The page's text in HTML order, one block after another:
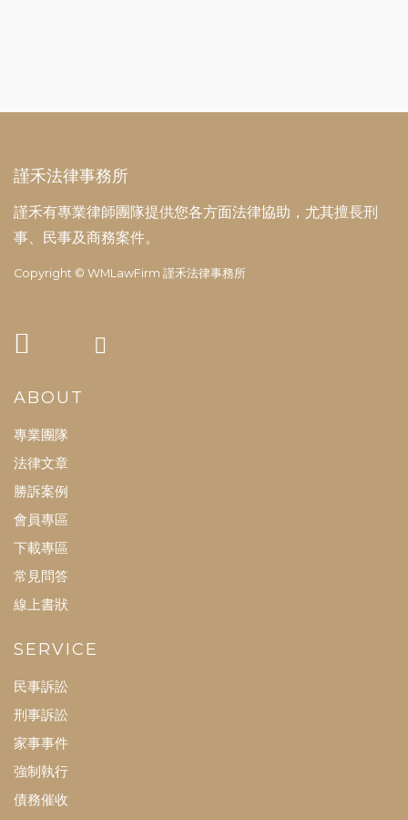
謹禾法律事務所
謹禾有專業律師團隊提供您各方面法律協助，尤其擅長刑
事、民事及商務案件。
Copyright © WMLawFirm 謹禾法律事務所
ABOUT
專業團隊
法律文章
勝訴案例
會員專區
下載專區
常見問答
線上書狀
SERVICE
民事訴訟
刑事訴訟
家事事件
強制執行
債務催收